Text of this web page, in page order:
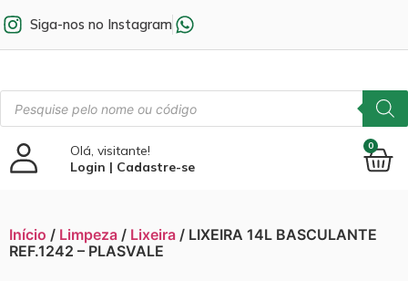
Siga-nos no Instagram
Olá, visitante!
Login | Cadastre-se
0
Início / Limpeza / Lixeira / LIXEIRA 14L BASCULANTE
REF.1242 – PLASVALE